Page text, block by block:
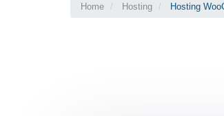
Home Hosting Hosting